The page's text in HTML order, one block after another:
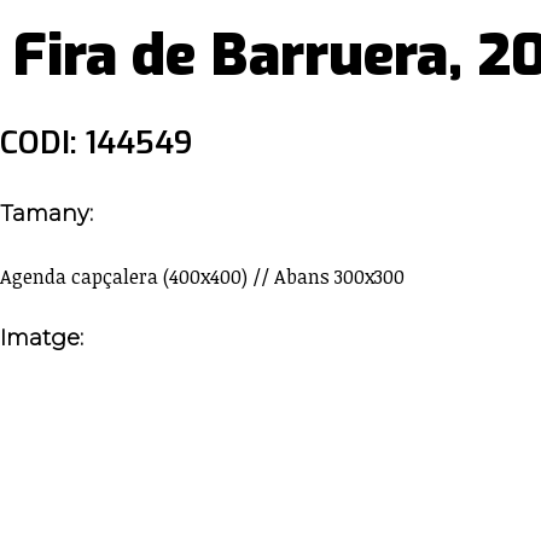
Fira de Barruera,
CODI: 144549
Tamany:
Agenda capçalera (400x400) // Abans 300x300
Imatge: